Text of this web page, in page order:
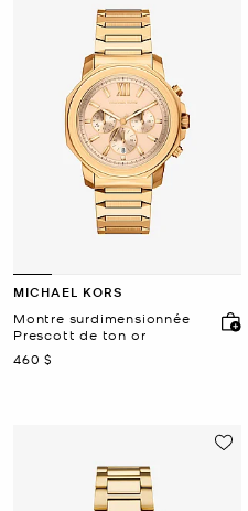
MICHAEL KORS
Montre surdimensionnée
Prescott de ton or
maintenant
460 $